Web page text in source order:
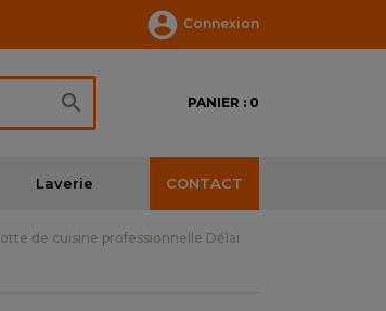
 Connexion
 PANIER : 0
Laverie CONTACT
de cuisine professionnelle Délai